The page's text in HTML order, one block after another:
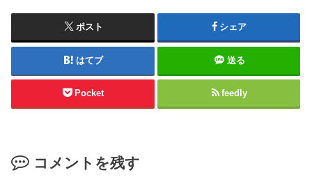
ポスト シェア
はてブ 送る
Pocket feedly
コメントを残す